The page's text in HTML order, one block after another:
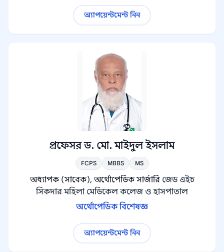
অ্যাপয়েন্টমেন্ট নিন
প্রফেসর ড. মো. মাইদুল ইসলাম
FCPS MBBS MS
অধ্যাপক (সাবেক), অর্থোপেডিক সার্জারি জেড এইচ
সিকদার মহিলা মেডিকেল কলেজ ও হাসপাতাল
অর্থোপেডিক বিশেষজ্ঞ
অ্যাপয়েন্টমেন্ট নিন